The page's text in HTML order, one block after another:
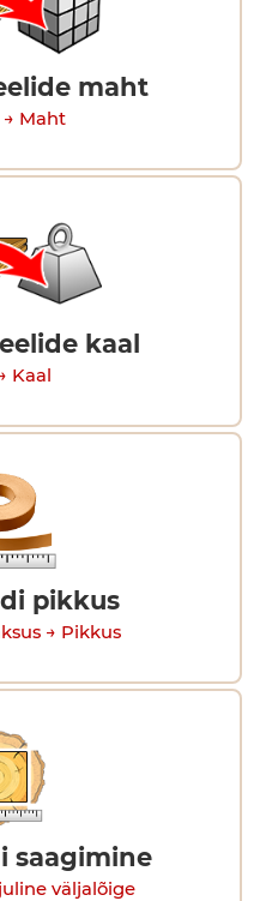
maht
Maht
kaal
Kaal
pikkus
→ Pikkus
saagimine
väljalõige